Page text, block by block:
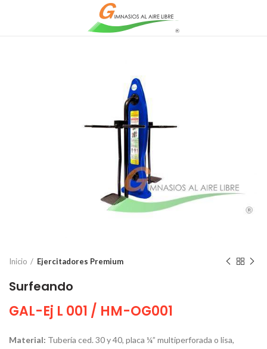
Inicio Ejercitadores Premium
Surfeando
GAL-Ej L 001 / HM-OG001
Material: Tubería ced. 30 y 40, placa ¼” multiperforada o lisa,